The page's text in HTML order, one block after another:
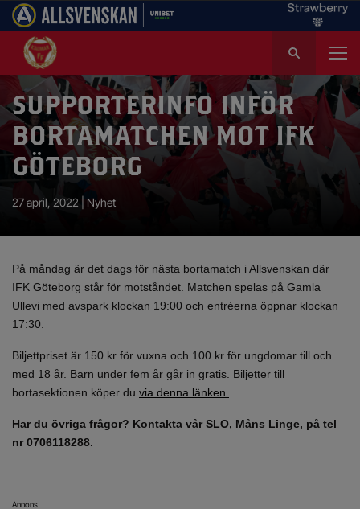
k
e
e
SUPPORTERINFO INFÖR
BORTAMATCHEN MOT IFK
GÖTEBORG
27 april, 2022 | Nyhet
På måndag är det dags för nästa bortamatch i Allsvenskan där
IFK Göteborg står för motståndet. Matchen spelas på Gamla
Ullevi med avspark klockan 19:00 och entréerna öppnar klockan
17:30.
Biljettpriset är 150 kr för vuxna och 100 kr för ungdomar till och
med 18 år. Barn under fem år går in gratis. Biljetter till
bortasektionen köper du via denna länken.
Har du övriga frågor? Kontakta vår SLO, Måns Linge, på tel
nr 0706118288.
Annons